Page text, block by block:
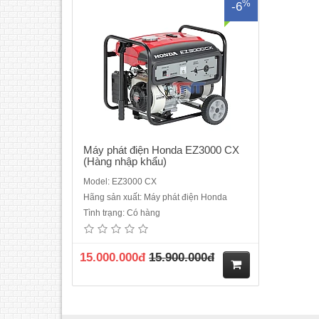
ua
-6%
Máy phát điện Honda EZ3000 CX
(Hàng nhập khẩu)
Model: EZ3000 CX
Hãng sản xuất: Máy phát điện Honda
Tình trạng: Có hàng
15.000.000đ 15.900.000đ